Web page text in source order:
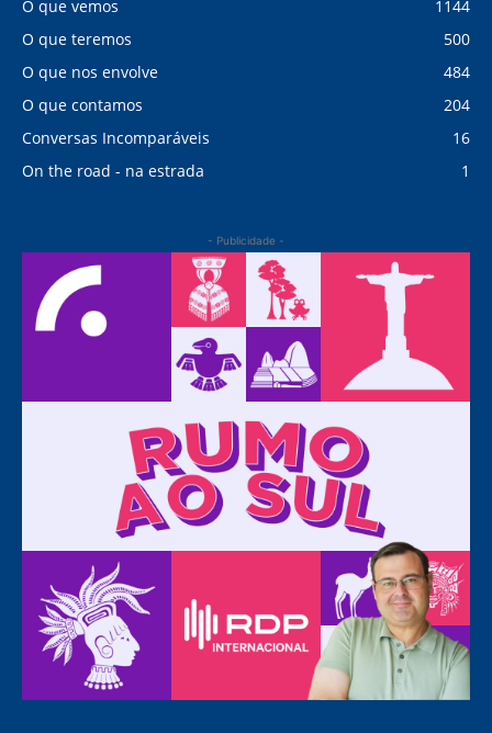
O que vemos
1144
O que teremos
500
O que nos envolve
484
O que contamos
204
Conversas Incomparáveis
16
On the road - na estrada
1
- Publicidade -